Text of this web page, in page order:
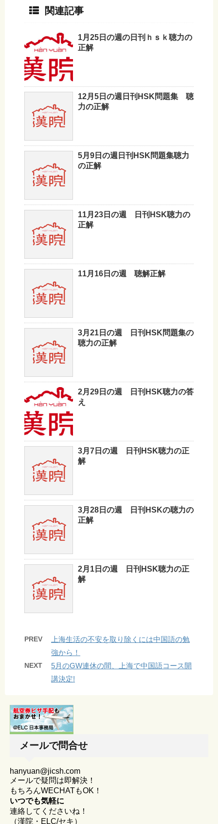
関連記事
1月25日の週の日刊ｈｓｋ聴力の
正解
12月5日の週日刊HSK問題集 聴
力の正解
5月9日の週日刊HSK問題集聴力
の正解
11月23日の週 日刊HSK聴力の
正解
11月16日の週 聴解正解
3月21日の週 日刊HSK問題集の
聴力の正解
2月29日の週 日刊HSK聴力の答
え
3月7日の週 日刊HSK聴力の正
解
3月28日の週 日刊HSKの聴力の
正解
2月1日の週 日刊HSK聴力の正
解
PREV
上海生活の不安を取り除くには中国語の勉
強から！
NEXT
5月のGW連休の間、上海で中国語コース開
講決定!
メールで問合せ
hanyuan@jicsh.com
メールで疑問は即解決！
もちろんWECHATもOK！
いつでも気軽に
連絡してくださいね！
（漢院・ELC/セキ）